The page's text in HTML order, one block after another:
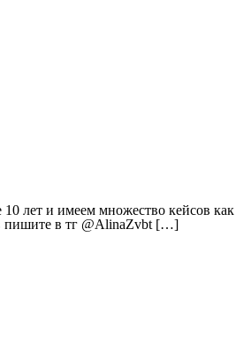
лет и имеем множество кейсов как
пишите в тг @AlinaZvbt […]